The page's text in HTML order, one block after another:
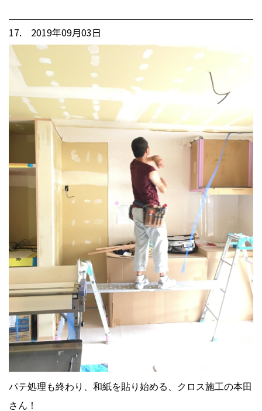
17. 2019年09月03日
パテ処理も終わり、和紙を貼り始める、クロス施工の本田
さん！